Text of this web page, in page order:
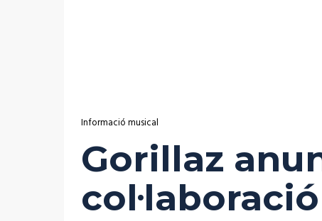
Informació musical
Gorillaz